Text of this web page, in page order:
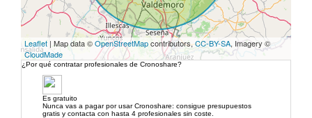
Leaflet | Map data ©OpenStreetMapcontributors,CC-BY-SA, Imagery ©
CloudMade
¿Por qué contratar profesionales de Cronoshare?
Es gratuito
Nunca vas a pagar por usar Cronoshare: consigue presupuestos
gratis y contacta con hasta 4 profesionales sin coste.